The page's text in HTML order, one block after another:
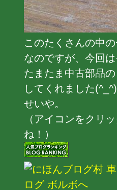
このたくさんの中
なのですが、今回
たまたま中古部品
してくれました(^_^)
せいや。
（アイコンをクリ
ね！）